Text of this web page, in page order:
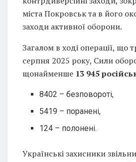
міста Покровськ та в його
заходи активної оборони.
Загалом в ході операції, що
серпня 2025 року, Сили
щонайменше 13 945
8402 – безповороті,
5419 – поранені,
124 – полонені.
Українські захисники